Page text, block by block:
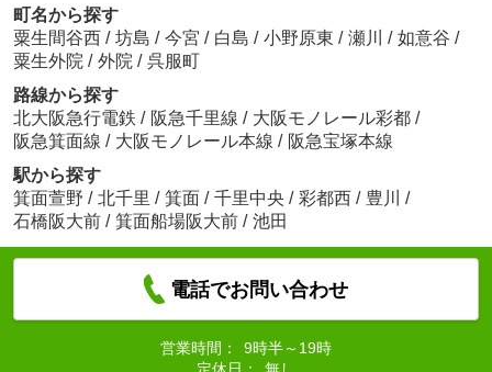
町名から探す
粟生間谷西 / 坊島 / 今宮 / 白島 / 小野原東 / 瀬川 / 如意谷 /
粟生外院 / 外院 / 呉服町
路線から探す
北大阪急行電鉄 / 阪急千里線 / 大阪モノレール彩都 /
阪急箕面線 / 大阪モノレール本線 / 阪急宝塚本線
駅から探す
箕面萱野 / 北千里 / 箕面 / 千里中央 / 彩都西 / 豊川
/
石橋阪大前 / 箕面船場阪大前 / 池田
電話でお問い合わせ
営業時間：
9時半～19時
定休日：
無し